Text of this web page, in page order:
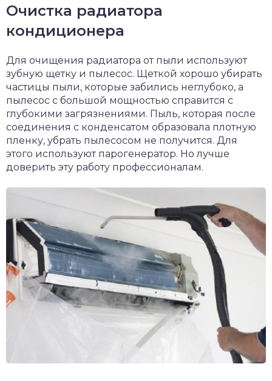
Очистка радиатора
кондиционера
Для очищения радиатора от пыли используют
зубную щетку и пылесос. Щеткой хорошо убирать
частицы пыли, которые забились неглубоко, а
пылесос с большой мощностью справится с
глубокими загрязнениями. Пыль, которая после
соединения с конденсатом образовала плотную
пленку, убрать пылесосом не получится. Для
этого используют парогенератор. Но лучше
доверить эту работу профессионалам.